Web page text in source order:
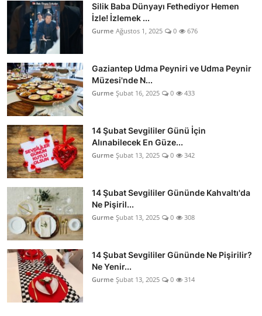
Silik Baba Dünyayı Fethediyor Hemen
İzle! İzlemek ...
Gurme Ağustos 1, 2025 0 676
Gaziantep Udma Peyniri ve Udma Peynir
Müzesi'nde N...
Gurme Şubat 16, 2025 0 433
14 Şubat Sevgililer Günü İçin
Alınabilecek En Güze...
Gurme Şubat 13, 2025 0 342
14 Şubat Sevgililer Gününde Kahvaltı'da
Ne Pişiril...
Gurme Şubat 13, 2025 0 308
14 Şubat Sevgililer Gününde Ne Pişirilir?
Ne Yenir...
Gurme Şubat 13, 2025 0 314